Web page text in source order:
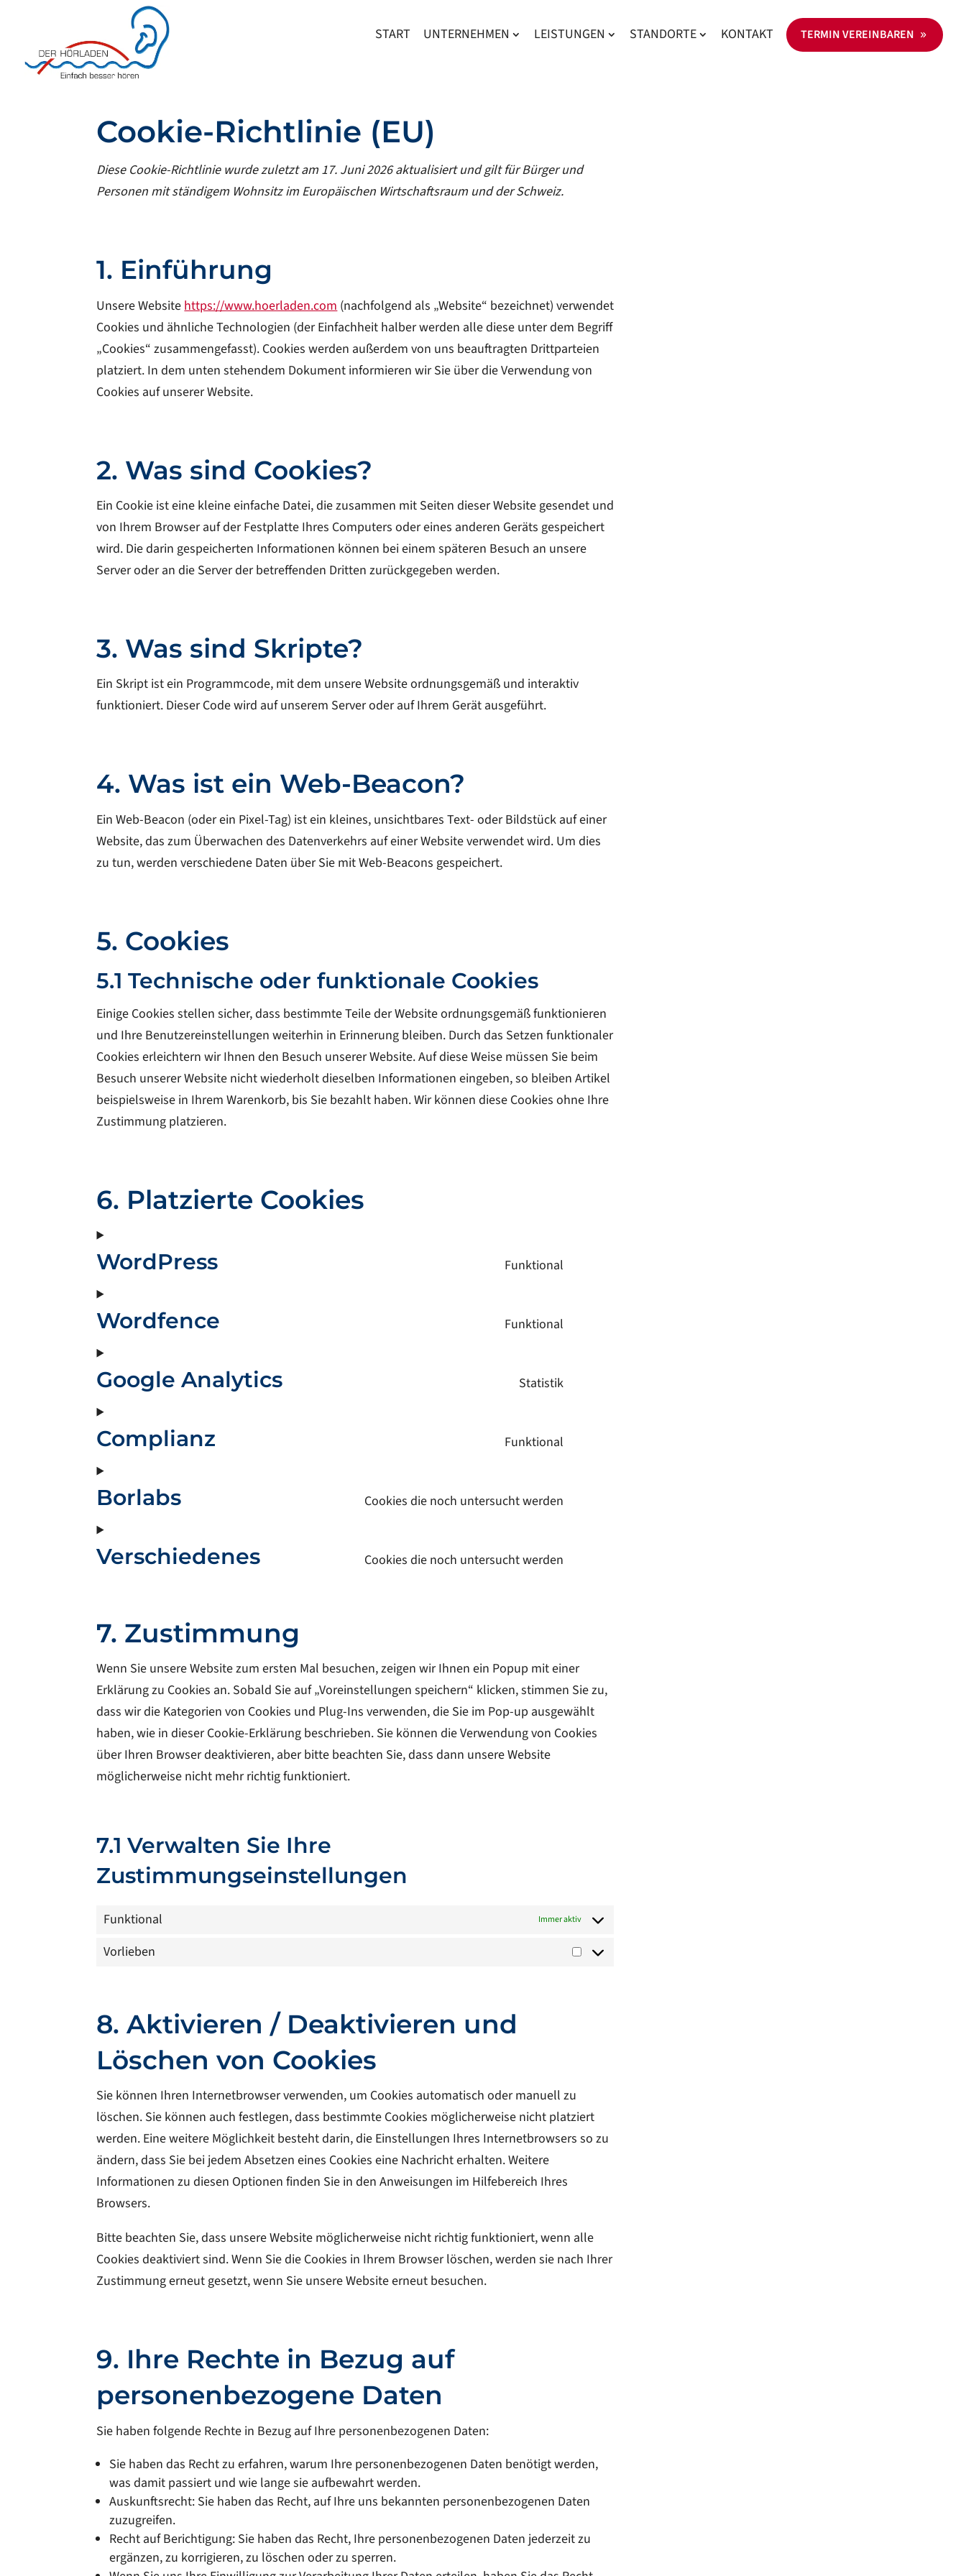
START UNTERNEHMEN LEISTUNGEN STANDORTE KONTAKT TERMIN VEREINBAREN
Cookie-Richtlinie (EU)
Diese Cookie-Richtlinie wurde zuletzt am 17. Juni 2026 aktualisiert und gilt für Bürger und
Personen mit ständigem Wohnsitz im Europäischen Wirtschaftsraum und der Schweiz.
1. Einführung
Unsere Website https://www.hoerladen.com (nachfolgend als „Website“ bezeichnet) verwendet
Cookies und ähnliche Technologien (der Einfachheit halber werden alle diese unter dem Begriff
„Cookies“ zusammengefasst). Cookies werden außerdem von uns beauftragten Drittparteien
platziert. In dem unten stehendem Dokument informieren wir Sie über die Verwendung von
Cookies auf unserer Website.
2. Was sind Cookies?
Ein Cookie ist eine kleine einfache Datei, die zusammen mit Seiten dieser Website gesendet und
von Ihrem Browser auf der Festplatte Ihres Computers oder eines anderen Geräts gespeichert
wird. Die darin gespeicherten Informationen können bei einem späteren Besuch an unsere
Server oder an die Server der betreffenden Dritten zurückgegeben werden.
3. Was sind Skripte?
Ein Skript ist ein Programmcode, mit dem unsere Website ordnungsgemäß und interaktiv
funktioniert. Dieser Code wird auf unserem Server oder auf Ihrem Gerät ausgeführt.
4. Was ist ein Web-Beacon?
Ein Web-Beacon (oder ein Pixel-Tag) ist ein kleines, unsichtbares Text- oder Bildstück auf einer
Website, das zum Überwachen des Datenverkehrs auf einer Website verwendet wird. Um dies
zu tun, werden verschiedene Daten über Sie mit Web-Beacons gespeichert.
5. Cookies
5.1 Technische oder funktionale Cookies
Einige Cookies stellen sicher, dass bestimmte Teile der Website ordnungsgemäß funktionieren
und Ihre Benutzereinstellungen weiterhin in Erinnerung bleiben. Durch das Setzen funktionaler
Cookies erleichtern wir Ihnen den Besuch unserer Website. Auf diese Weise müssen Sie beim
Besuch unserer Website nicht wiederholt dieselben Informationen eingeben, so bleiben Artikel
beispielsweise in Ihrem Warenkorb, bis Sie bezahlt haben. Wir können diese Cookies ohne Ihre
Zustimmung platzieren.
6. Platzierte Cookies
WordPress Funktional
Wordfence Funktional
Google Analytics Statistik
Complianz Funktional
Borlabs Cookies die noch untersucht werden
Verschiedenes Cookies die noch untersucht werden
7. Zustimmung
Wenn Sie unsere Website zum ersten Mal besuchen, zeigen wir Ihnen ein Popup mit einer
Erklärung zu Cookies an. Sobald Sie auf „Voreinstellungen speichern“ klicken, stimmen Sie zu,
dass wir die Kategorien von Cookies und Plug-Ins verwenden, die Sie im Pop-up ausgewählt
haben, wie in dieser Cookie-Erklärung beschrieben. Sie können die Verwendung von Cookies
über Ihren Browser deaktivieren, aber bitte beachten Sie, dass dann unsere Website
möglicherweise nicht mehr richtig funktioniert.
7.1 Verwalten Sie Ihre
Zustimmungseinstellungen
Funktional Immer aktiv
Vorlieben
Vorlieben
8. Aktivieren / Deaktivieren und
Löschen von Cookies
Sie können Ihren Internetbrowser verwenden, um Cookies automatisch oder manuell zu
löschen. Sie können auch festlegen, dass bestimmte Cookies möglicherweise nicht platziert
werden. Eine weitere Möglichkeit besteht darin, die Einstellungen Ihres Internetbrowsers so zu
ändern, dass Sie bei jedem Absetzen eines Cookies eine Nachricht erhalten. Weitere
Informationen zu diesen Optionen finden Sie in den Anweisungen im Hilfebereich Ihres
Browsers.
Bitte beachten Sie, dass unsere Website möglicherweise nicht richtig funktioniert, wenn alle
Cookies deaktiviert sind. Wenn Sie die Cookies in Ihrem Browser löschen, werden sie nach Ihrer
Zustimmung erneut gesetzt, wenn Sie unsere Website erneut besuchen.
9. Ihre Rechte in Bezug auf
personenbezogene Daten
Sie haben folgende Rechte in Bezug auf Ihre personenbezogenen Daten:
Sie haben das Recht zu erfahren, warum Ihre personenbezogenen Daten benötigt werden,
was damit passiert und wie lange sie aufbewahrt werden.
Auskunftsrecht: Sie haben das Recht, auf Ihre uns bekannten personenbezogenen Daten
zuzugreifen.
Recht auf Berichtigung: Sie haben das Recht, Ihre personenbezogenen Daten jederzeit zu
ergänzen, zu korrigieren, zu löschen oder zu sperren.